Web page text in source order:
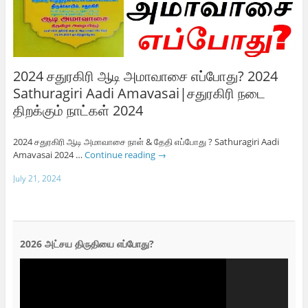
2024 சதுரகிரி ஆடி அமாவாசை எப்போது? 2024
Sathuragiri Aadi Amavasai|சதுரகிரி நடை
திறக்கும் நாட்கள் 2024
2024 சதுரகிரி ஆடி அமாவாசை நாள் & தேதி எப்போது ? Sathuragiri Aadi
Amavasai 2024 … Continue reading →
July 21, 2024
2026 அட்சய திருதியை எப்போது?